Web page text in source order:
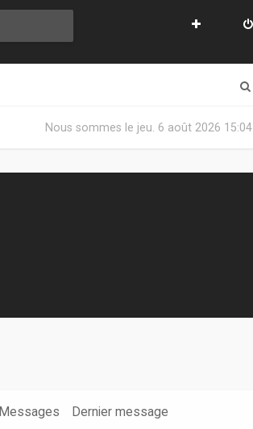
Nous sommes le jeu. 6 août 2026 15:04
Messages Dernier message